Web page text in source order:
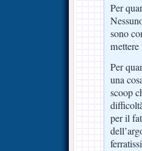
Per
sono
mettere
Per
una
scoop
per il